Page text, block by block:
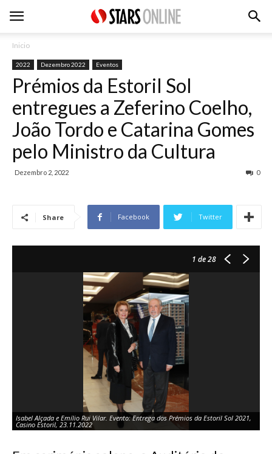
Inicio
2022 Dezembro 2022 Eventos
Prémios da Estoril Sol
entregues a Zeferino Coelho,
João Tordo e Catarina Gomes
pelo Ministro da Cultura
Dezembro 2, 2022 0
Share Facebook Twitter
1 de 28
Isabel Alçada e Emílio Rui Vilar. Evento: Entrega dos Prémios da Estoril Sol 2021,
Casino Estoril, 23.11.2022